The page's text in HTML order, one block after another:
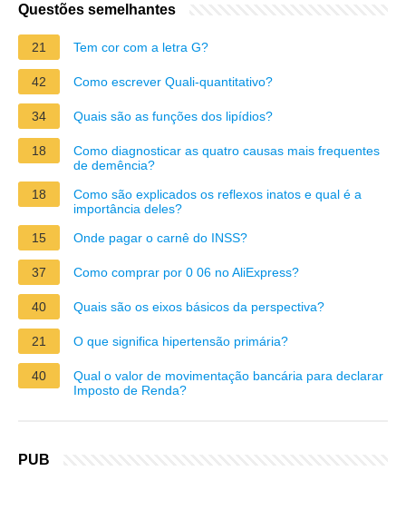
Questões semelhantes
21 Tem cor com a letra G?
42 Como escrever Quali-quantitativo?
34 Quais são as funções dos lipídios?
18
Como diagnosticar as quatro causas mais frequentes
de demência?
18
Como são explicados os reflexos inatos e qual é a
importância deles?
15
Onde pagar o carnê do INSS?
37 Como comprar por 0 06 no AliExpress?
40 Quais são os eixos básicos da perspectiva?
21 O que significa hipertensão primária?
40
Qual o valor de movimentação bancária para declarar
Imposto de Renda?
PUB